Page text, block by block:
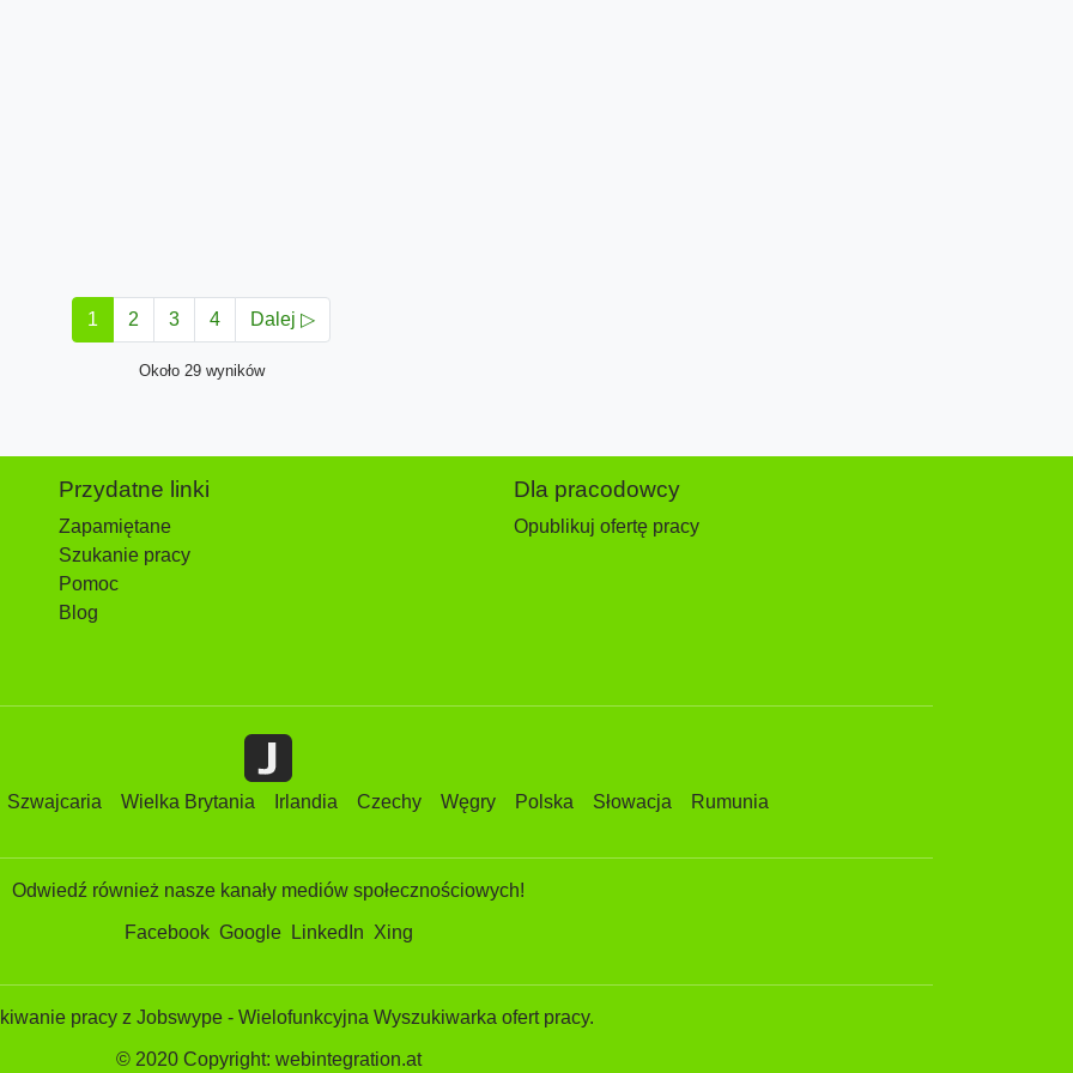
1 2 3 4 Dalej ▷
Około 29 wyników
Przydatne linki
Zapamiętane
Szukanie pracy
Pomoc
Blog
Dla pracodowcy
Opublikuj ofertę pracy
Szwajcaria Wielka Brytania Irlandia Czechy Węgry Polska Słowacja Rumunia
Odwiedź również nasze kanały mediów społecznościowych!
Facebook Google LinkedIn Xing
pracy z Jobswype - Wielofunkcyjna Wyszukiwarka ofert pracy.
© 2020 Copyright: webintegration.at